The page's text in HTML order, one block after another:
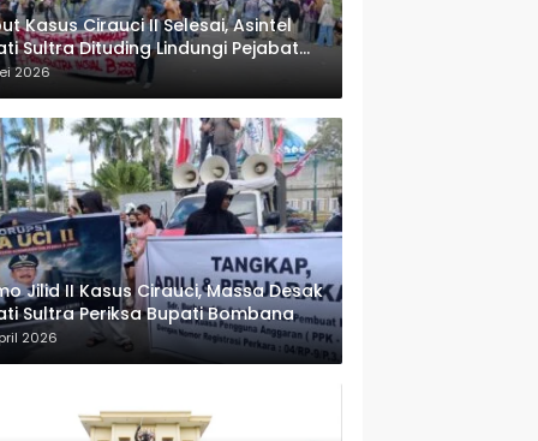
Kasus Cirauci II Selesai, Asintel
Sultra Dituding Lindungi Pejabat
2026
Jilid II Kasus Cirauci, Massa Desak
Sultra Periksa Bupati Bombana
2026